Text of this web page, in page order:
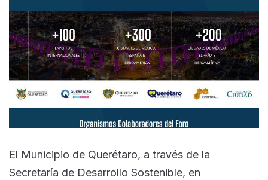
El Municipio de Querétaro, a través de la
Secretaría de Desarrollo Sostenible, en